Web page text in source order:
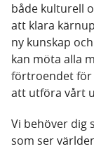
både kulturell
att klara
ny kunskap
kan möta alla
förtroendet för
att utföra vårt
Vi behöver dig
som ser